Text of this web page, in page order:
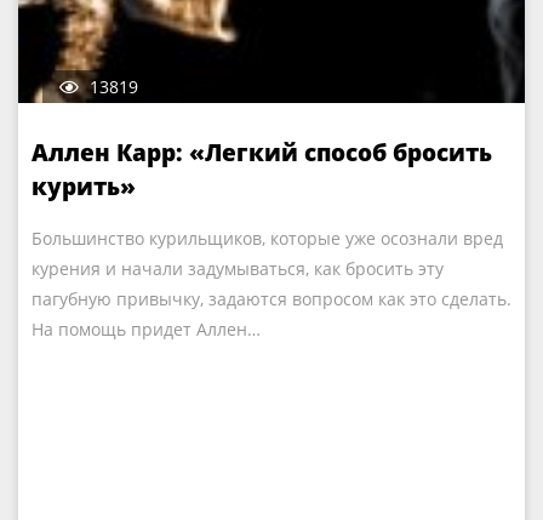
13819
Аллен Карр: «Легкий способ бросить
курить»
Большинство курильщиков, которые уже осознали вред
курения и начали задумываться, как бросить эту
пагубную привычку, задаются вопросом как это сделать.
На помощь придет Аллен…